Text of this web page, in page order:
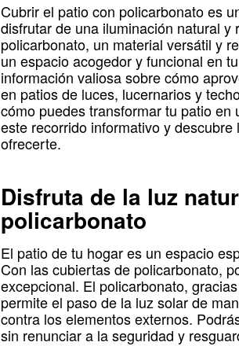
Cubrir el patio con policarbonato es
disfrutar de una iluminación natural
policarbonato, un material versátil y
un espacio acogedor y funcional en
información valiosa sobre cómo
en patios de luces, lucernarios y
cómo puedes transformar tu patio
este recorrido informativo y
ofrecerte.
Disfruta de la luz
policarbonato
El patio de tu hogar es un espacio
Con las cubiertas de policarbonato,
excepcional. El policarbonato,
permite el paso de la luz solar de
contra los elementos externos.
sin renunciar a la seguridad y